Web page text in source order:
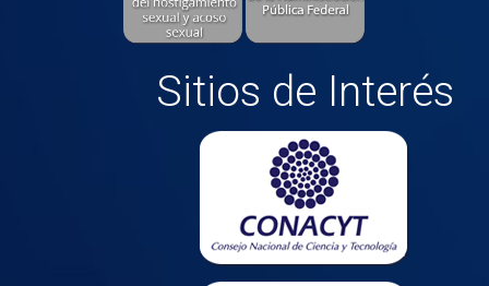
Sitios de Interés